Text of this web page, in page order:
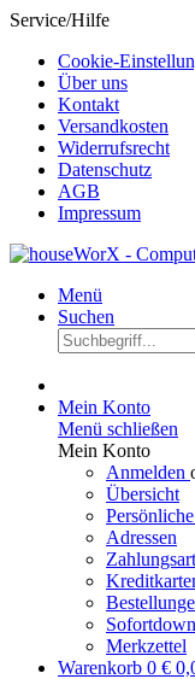
Service/Hilfe
Cookie-
Über uns
Kontakt
Versandkosten
Widerrufsrecht
Datenschutz
AGB
Impressum
Menü
Suchen
Mein Konto
Menü schließen
Mein Konto
Anmelden
Übersicht
Adressen
Merkzettel
Warenkorb 0 €